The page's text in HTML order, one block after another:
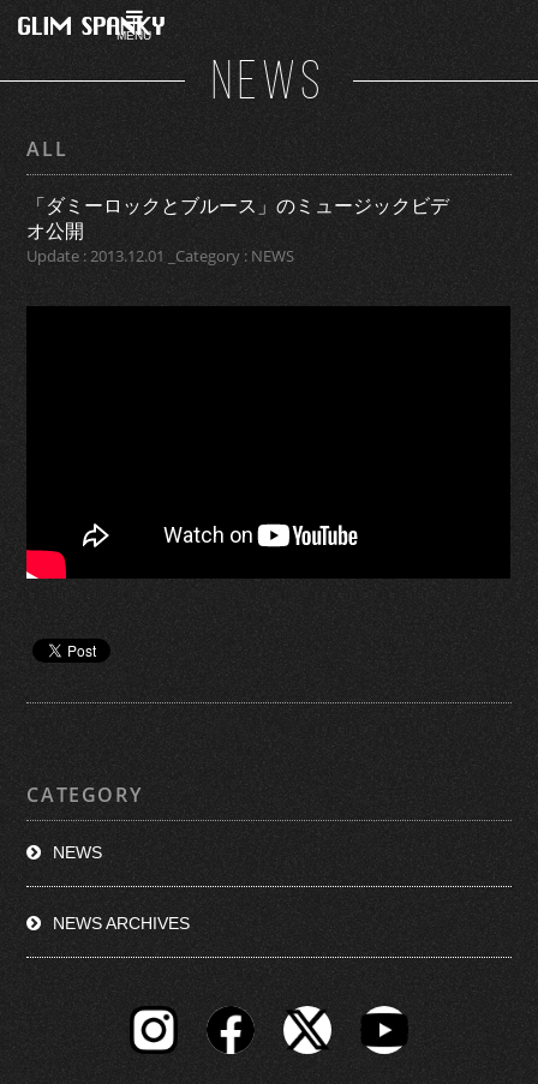
MENU
NEWS
ALL
「ダミーロックとブルース」のミュージックビデ
オ公開
Update : 2013.12.01 _Category : NEWS
CATEGORY
NEWS
NEWS ARCHIVES